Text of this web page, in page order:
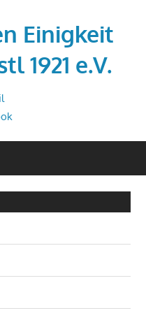
Einigkeit
1921 e.V.